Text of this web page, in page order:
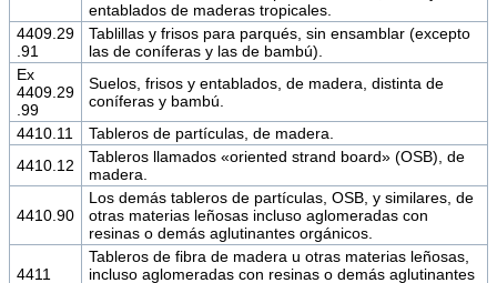
entablados de maderas tropicales.
4409.29
.91
Tablillas y frisos para parqués, sin ensamblar (excepto
las de coníferas y las de bambú).
Ex
4409.29
.99
Suelos, frisos y entablados, de madera, distinta de
coníferas y bambú.
4410.11
Tableros de partículas, de madera.
4410.12
Tableros llamados «oriented strand board» (OSB), de
madera.
4410.90
Los demás tableros de partículas, OSB, y similares, de
otras materias leñosas incluso aglomeradas con
resinas o demás aglutinantes orgánicos.
4411
Tableros de fibra de madera u otras materias leñosas,
incluso aglomeradas con resinas o demás aglutinantes